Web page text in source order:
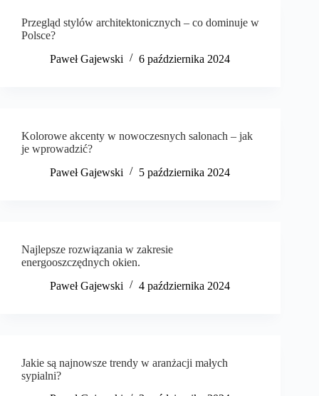
Przegląd stylów architektonicznych – co dominuje w
Polsce?
Paweł Gajewski
6 października 2024
Kolorowe akcenty w nowoczesnych salonach – jak
je wprowadzić?
Paweł Gajewski
5 października 2024
Najlepsze rozwiązania w zakresie
energooszczędnych okien.
Paweł Gajewski
4 października 2024
Jakie są najnowsze trendy w aranżacji małych
sypialni?